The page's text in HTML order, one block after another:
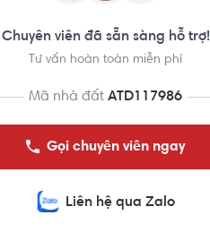
Chuyên viên đã sẵn sàng hỗ trợ!
Tư vấn hoàn toàn miễn phí
Mã nhà đất ATD117986
Gọi chuyên viên ngay
Liên hệ qua Zalo